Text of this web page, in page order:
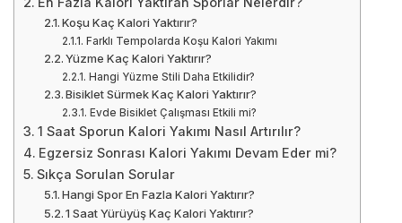
Koşu Kaç Kalori Yaktırır?
Farklı Tempolarda Koşu Kalori Yakımı
Yüzme Kaç Kalori Yaktırır?
Hangi Yüzme Stili Daha Etkilidir?
Bisiklet Sürmek Kaç Kalori Yaktırır?
Evde Bisiklet Çalışması Etkili mi?
1 Saat Sporun Kalori Yakımı Nasıl Artırılır?
Egzersiz Sonrası Kalori Yakımı Devam Eder mi?
Sıkça Sorulan Sorular
Hangi Spor En Fazla Kalori Yaktırır?
1 Saat Yürüyüş Kaç Kalori Yaktırır?